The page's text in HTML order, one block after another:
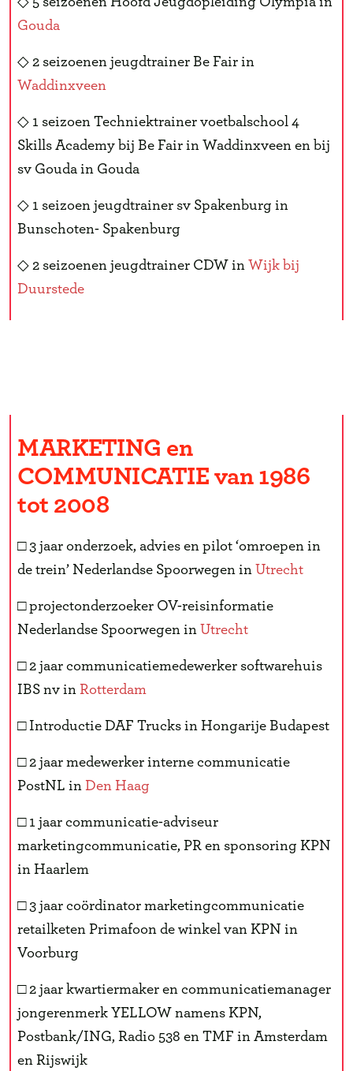
Gouda
◇ 2 seizoenen jeugdtrainer Be Fair in
Waddinxveen
◇ 1 seizoen Techniektrainer voetbalschool 4
Skills Academy bij Be Fair in Waddinxveen en bij
sv Gouda in Gouda
◇ 1 seizoen jeugdtrainer sv Spakenburg in
Bunschoten- Spakenburg
◇ 2 seizoenen jeugdtrainer CDW inWijk bij
Duurstede
MARKETING en
COMMUNICATIE van 1986
tot 2008
□ 3 jaar onderzoek, advies en pilot ‘omroepen in
de trein’ Nederlandse Spoorwegen inUtrecht
□ projectonderzoeker OV-reisinformatie
Nederlandse Spoorwegen inUtrecht
□ 2 jaar communicatiemedewerker softwarehuis
IBS nv in Rotterdam
□ Introductie DAF Trucks in Hongarije Budapest
□ 2 jaar medewerker interne communicatie
PostNL in Den Haag
□ 1 jaar communicatie-adviseur
marketingcommunicatie, PR en sponsoring KPN
in Haarlem
□ 3 jaar coördinator marketingcommunicatie
retailketen Primafoon de winkel van KPN in
Voorburg
□ 2 jaar kwartiermaker en communicatiemanager
jongerenmerk YELLOW namens KPN,
Postbank/ING, Radio 538 en TMF in Amsterdam
en Rijswijk